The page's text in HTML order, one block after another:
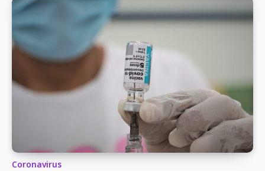
Coronavirus